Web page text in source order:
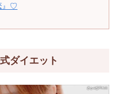
』♡
ダイエット